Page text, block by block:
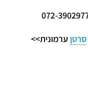
סרטן ערמונית>>